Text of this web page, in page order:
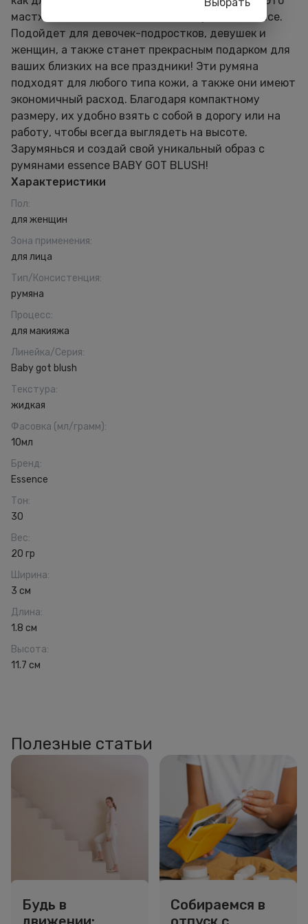
мастхэв в женской косметичке и в рабочем кейсе.
Подойдет для девочек-подростков, девушек и
женщин, а также станет прекрасным подарком для
ваших близких на все праздники! Эти румяна
подходят для любого типа кожи, а также они имеют
экономичный расход. Благодаря компактному
размеру, их удобно взять с собой в дорогу или на
работу, чтобы всегда выглядеть на высоте.
Зарумянься и создай свой уникальный образ с
румянами essence BABY GOT BLUSH!
Характеристики
Пол:
для женщин
Зона применения:
для лица
Тип/Консистенция:
румяна
Процесс:
для макияжа
Линейка/Серия:
Baby got blush
Текстура:
жидкая
Фасовка (мл/грамм):
10мл
Бренд:
Essence
Тон:
30
Вес:
20 гр
Ширина:
3 см
Длина:
1.8 см
Высота:
11.7 см
Полезные статьи
Будь в
Собираемся в